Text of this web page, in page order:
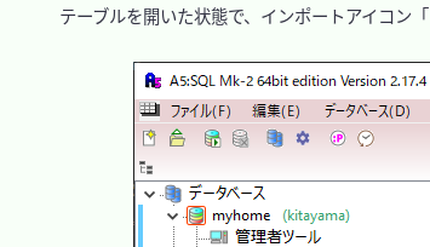
テーブルを開いた状態で、インポートアイコン「